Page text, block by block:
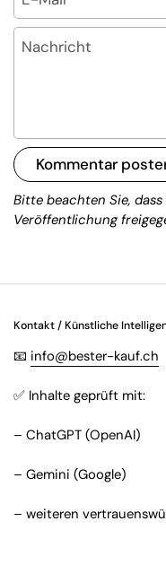
Nachricht
Kommentar
Bitte beachten Sie,
Veröffentlichung
Kontakt / Künstliche
📧 info@bester-kauf.ch
✅ Inhalte geprüft mit:
– ChatGPT (OpenAI)
– Gemini (Google)
– weiteren